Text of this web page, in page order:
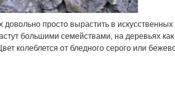
просто вырастить в искусственных
большими семействами, на деревьях
колеблется от бледного серого или